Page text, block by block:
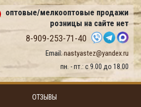
оптовые/мелкооптовые продажи
розницы на сайте нет
8-909-253-71-40
Email:nastyastez@yandex.ru
пн. - пт.: с 9.00 до 18.00
ОТЗЫВЫ